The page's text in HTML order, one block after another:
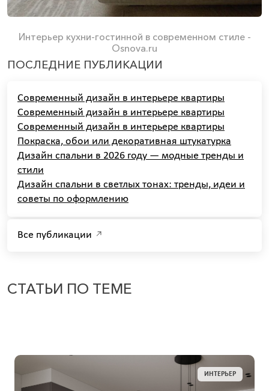
Интерьер кухни-гостинной в современном стиле -
Osnova.ru
ПОСЛЕДНИЕ ПУБЛИКАЦИИ
Современный дизайн в интерьере квартиры
Современный дизайн в интерьере квартиры
Современный дизайн в интерьере квартиры
Покраска, обои или декоративная штукатурка
Дизайн спальни в 2026 году — модные тренды и
стили
Дизайн спальни в светлых тонах: тренды, идеи и
советы по оформлению
Все публикации
СТАТЬИ ПО ТЕМЕ
ИНТЕРЬЕР